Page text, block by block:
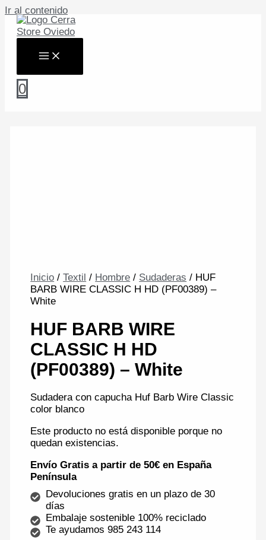
Ir al contenido
0
Inicio /Textil / Hombre / Sudaderas / HUF
BARB WIRE CLASSIC H HD (PF00389) –
White
HUF BARB WIRE
CLASSIC H HD
(PF00389) – White
Sudadera con capucha Huf Barb Wire Classic
color blanco
Este producto no está disponible porque no
quedan existencias.
Envío Gratis a partir de 50€ en España
Península
Devoluciones gratis en un plazo de 30
días
Embalaje sostenible 100% reciclado
Te ayudamos 985 243 114